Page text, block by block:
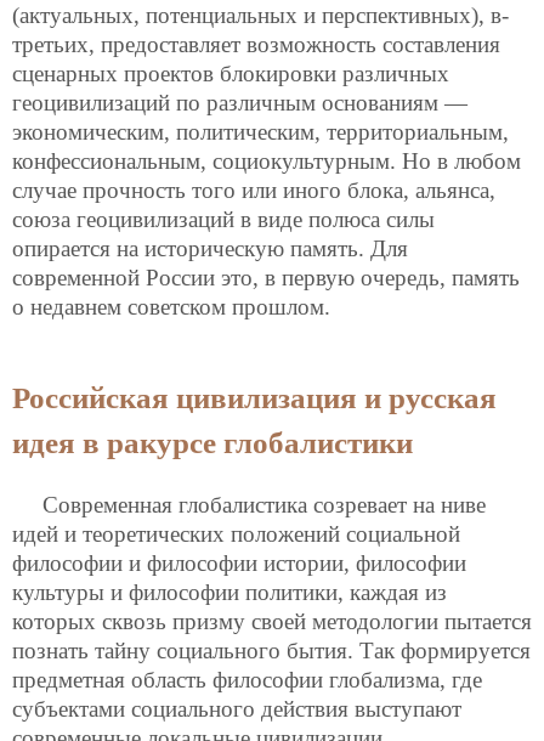
(актуальных, потенциальных и перспективных), в-
третьих, предоставляет возможность составления
сценарных проектов блокировки различных
геоцивилизаций по различным основаниям —
экономическим, политическим, территориальным,
конфессиональным, социокультурным. Но в любом
случае прочность того или иного блока, альянса,
союза геоцивилизаций в виде полюса силы
опирается на историческую память. Для
современной России это, в первую очередь, память
о недавнем советском прошлом.
Российская цивилизация и русская
идея в ракурсе глобалистики
Современная глобалистика созревает на ниве
идей и теоретических положений социальной
философии и философии истории, философии
культуры и философии политики, каждая из
которых сквозь призму своей методологии пытается
познать тайну социального бытия. Так формируется
предметная область философии глобализма, где
субъектами социального действия выступают